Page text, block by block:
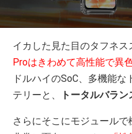
イカした見た目のタフネス
Proはきわめて高性能で異
ドルハイのSoC、多機能
テリーと、
トータルバラン
さらにそこにモジュール